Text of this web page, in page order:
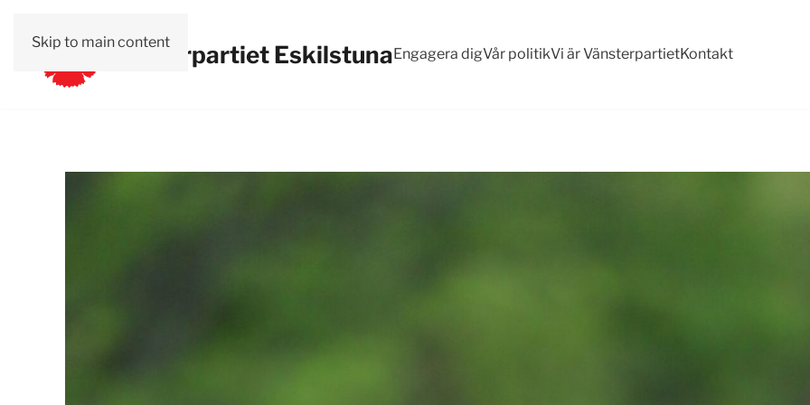
Skip to main contentVänsterpartiet EskilstunaEngagera digVår politikVi är VänsterpartietKontakt